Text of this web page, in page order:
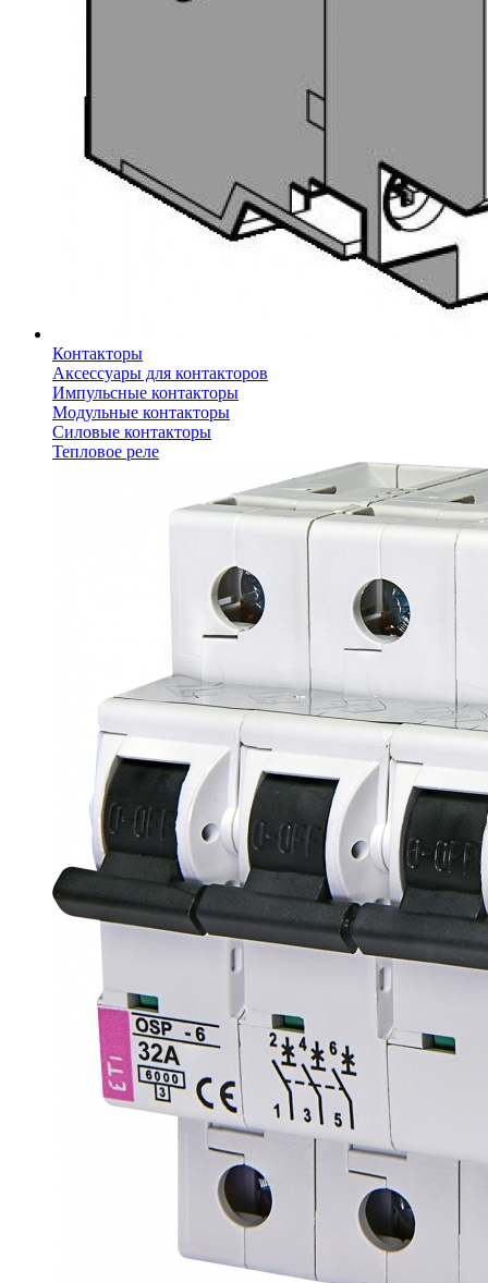
Контакторы
Аксессуары для контакторов
Импульсные контакторы
Модульные контакторы
Силовые контакторы
Тепловое реле